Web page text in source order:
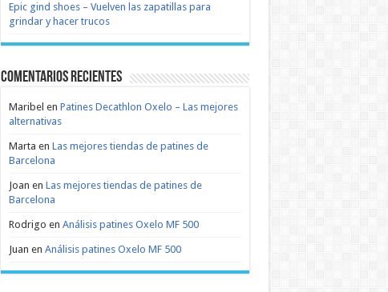
Epic gind shoes – Vuelven las zapatillas para
grindar y hacer trucos
Comentarios recientes
Maribel en Patines Decathlon Oxelo – Las mejores
alternativas
Marta en Las mejores tiendas de patines de
Barcelona
Joan en Las mejores tiendas de patines de
Barcelona
Rodrigo en Análisis patines Oxelo MF 500
Juan en Análisis patines Oxelo MF 500